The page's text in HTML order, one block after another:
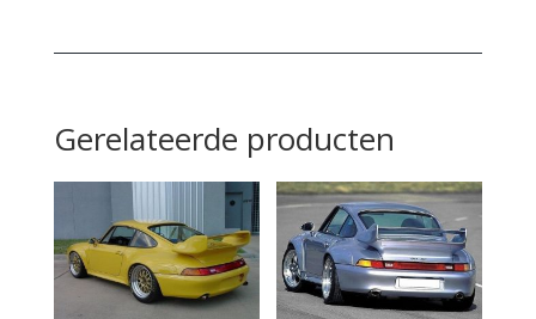
Gerelateerde producten